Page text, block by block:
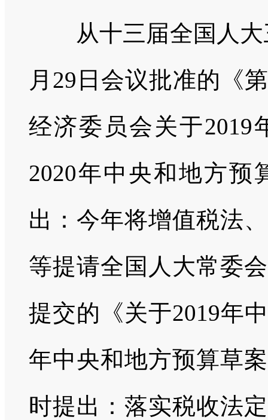
从十三届全国人
月 29 日会议批准的《
经济委员会关于2019
2020年中央和地方预
出：今年将增值税法
等提请全国人大常委
提交的《关于2019年
年中央和地方预算草
时提出：落实税收法